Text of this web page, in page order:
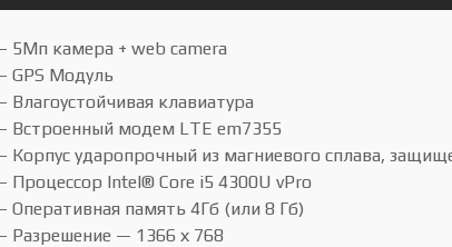
5Мп камера + web camera
GPS Модуль
Влагоустойчивая клавиатура
Встроенный модем LTE em7355
Корпус ударопрочный из магниевого сплава,
Процессор Intel® Core i5 4300U vPro
Оперативная память 4Гб (или 8 Гб)
Разрешение — 1366 х 768